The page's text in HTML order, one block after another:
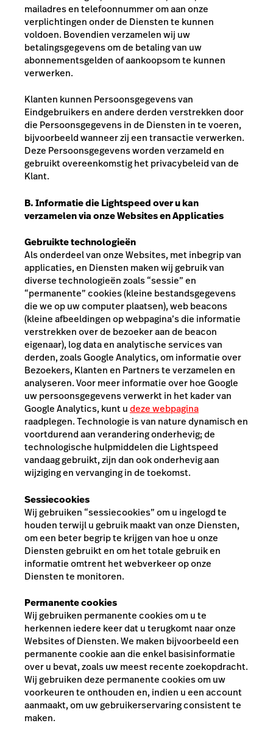
mailadres en telefoonnummer om aan onze
verplichtingen onder de Diensten te kunnen
voldoen. Bovendien verzamelen wij uw
betalingsgegevens om de betaling van uw
abonnementsgelden of aankoopsom te kunnen
verwerken.
Klanten kunnen Persoonsgegevens van
Eindgebruikers en andere derden verstrekken door
die Persoonsgegevens in de Diensten in te voeren,
bijvoorbeeld wanneer zij een transactie verwerken.
Deze Persoonsgegevens worden verzameld en
gebruikt overeenkomstig het privacybeleid van de
Klant.
B. Informatie die Lightspeed over u kan
verzamelen via onze Websites en Applicaties
Gebruikte technologieën
Als onderdeel van onze Websites, met inbegrip van
applicaties, en Diensten maken wij gebruik van
diverse technologieën zoals “sessie” en
“permanente” cookies (kleine bestandsgegevens
die we op uw computer plaatsen), web beacons
(kleine afbeeldingen op webpagina’s die informatie
verstrekken over de bezoeker aan de beacon
eigenaar), log data en analytische services van
derden, zoals Google Analytics, om informatie over
Bezoekers, Klanten en Partners te verzamelen en
analyseren. Voor meer informatie over hoe Google
uw persoonsgegevens verwerkt in het kader van
Google Analytics, kunt udeze webpagina
raadplegen. Technologie is van nature dynamisch en
voortdurend aan verandering onderhevig; de
technologische hulpmiddelen die Lightspeed
vandaag gebruikt, zijn dan ook onderhevig aan
wijziging en vervanging in de toekomst.
Sessiecookies
Wij gebruiken “sessiecookies” om u ingelogd te
houden terwijl u gebruik maakt van onze Diensten,
om een beter begrip te krijgen van hoe u onze
Diensten gebruikt en om het totale gebruik en
informatie omtrent het webverkeer op onze
Diensten te monitoren.
Permanente cookies
Wij gebruiken permanente cookies om u te
herkennen iedere keer dat u terugkomt naar onze
Websites of Diensten. We maken bijvoorbeeld een
permanente cookie aan die enkel basisinformatie
over u bevat, zoals uw meest recente zoekopdracht.
Wij gebruiken deze permanente cookies om uw
voorkeuren te onthouden en, indien u een account
aanmaakt, om uw gebruikerservaring consistent te
maken.